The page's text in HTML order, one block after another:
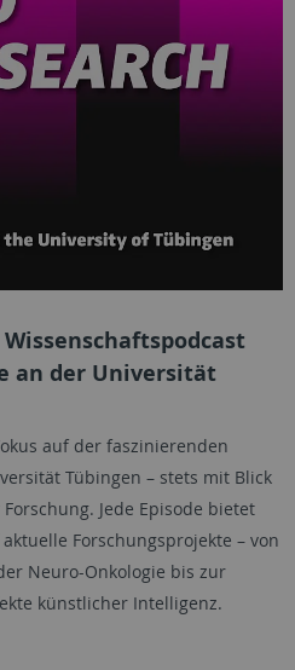
Wissenschaftspodcast
an der Universität
auf der faszinierenden
Tübingen – stets mit Blick
Jede Episode bietet
Forschungsprojekte – von
Neuro-Onkologie bis zur
künstlicher Intelligenz.